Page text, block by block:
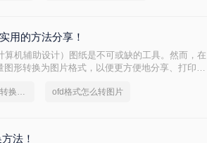
用的方法分享！
机辅助设计）图纸是不可或缺的工具。然而，在
形转换为图片格式，以便更方便地分享、打印或
如何将OFD格式的文件转换成图片 ofd格式怎么转图片
法！